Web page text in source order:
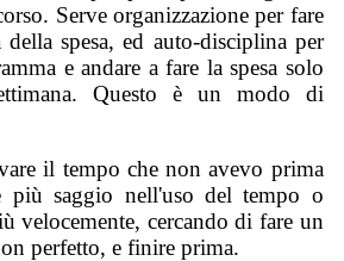
Serve organizzazione per fare
spesa, ed auto-disciplina per
e andare a fare la spesa solo
Questo è un modo di
il tempo che non avevo prima
più saggio nell'uso del tempo o
velocemente, cercando di fare un
perfetto, e finire prima.